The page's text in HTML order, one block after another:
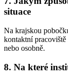
situace
Na krajskou
kontaktní
nebo osobně.
8. Na které